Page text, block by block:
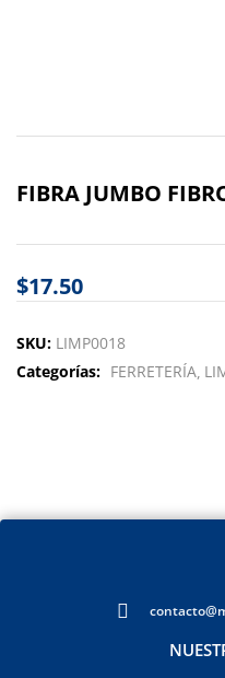
FIBRA JUMBO
$17.50
SKU: LIMP0018
Categorías: FERRETERÍA